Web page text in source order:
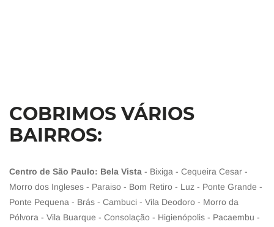
COBRIMOS VÁRIOS
BAIRROS:
Centro de São Paulo: Bela Vista - Bixiga - Cequeira Cesar -
Morro dos Ingleses - Paraiso - Bom Retiro - Luz - Ponte Grande -
Ponte Pequena - Brás - Cambuci - Vila Deodoro - Morro da
Pólvora - Vila Buarque - Consolação - Higienópolis - Pacaembu -